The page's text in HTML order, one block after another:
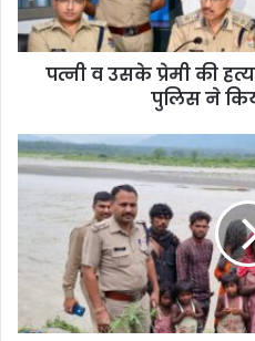
पत्नी व उसके प्रेमी की
पुलिस ने